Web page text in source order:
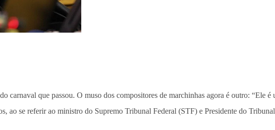
carnaval que passou. O muso dos compositores de marchinhas agora é outro: “Ele
ao se referir ao ministro do Supremo Tribunal Federal (STF) e Presidente do